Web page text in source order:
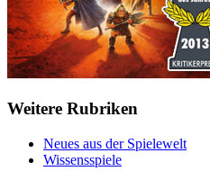
Weitere Rubriken
Neues aus der Spielewelt
Wissensspiele